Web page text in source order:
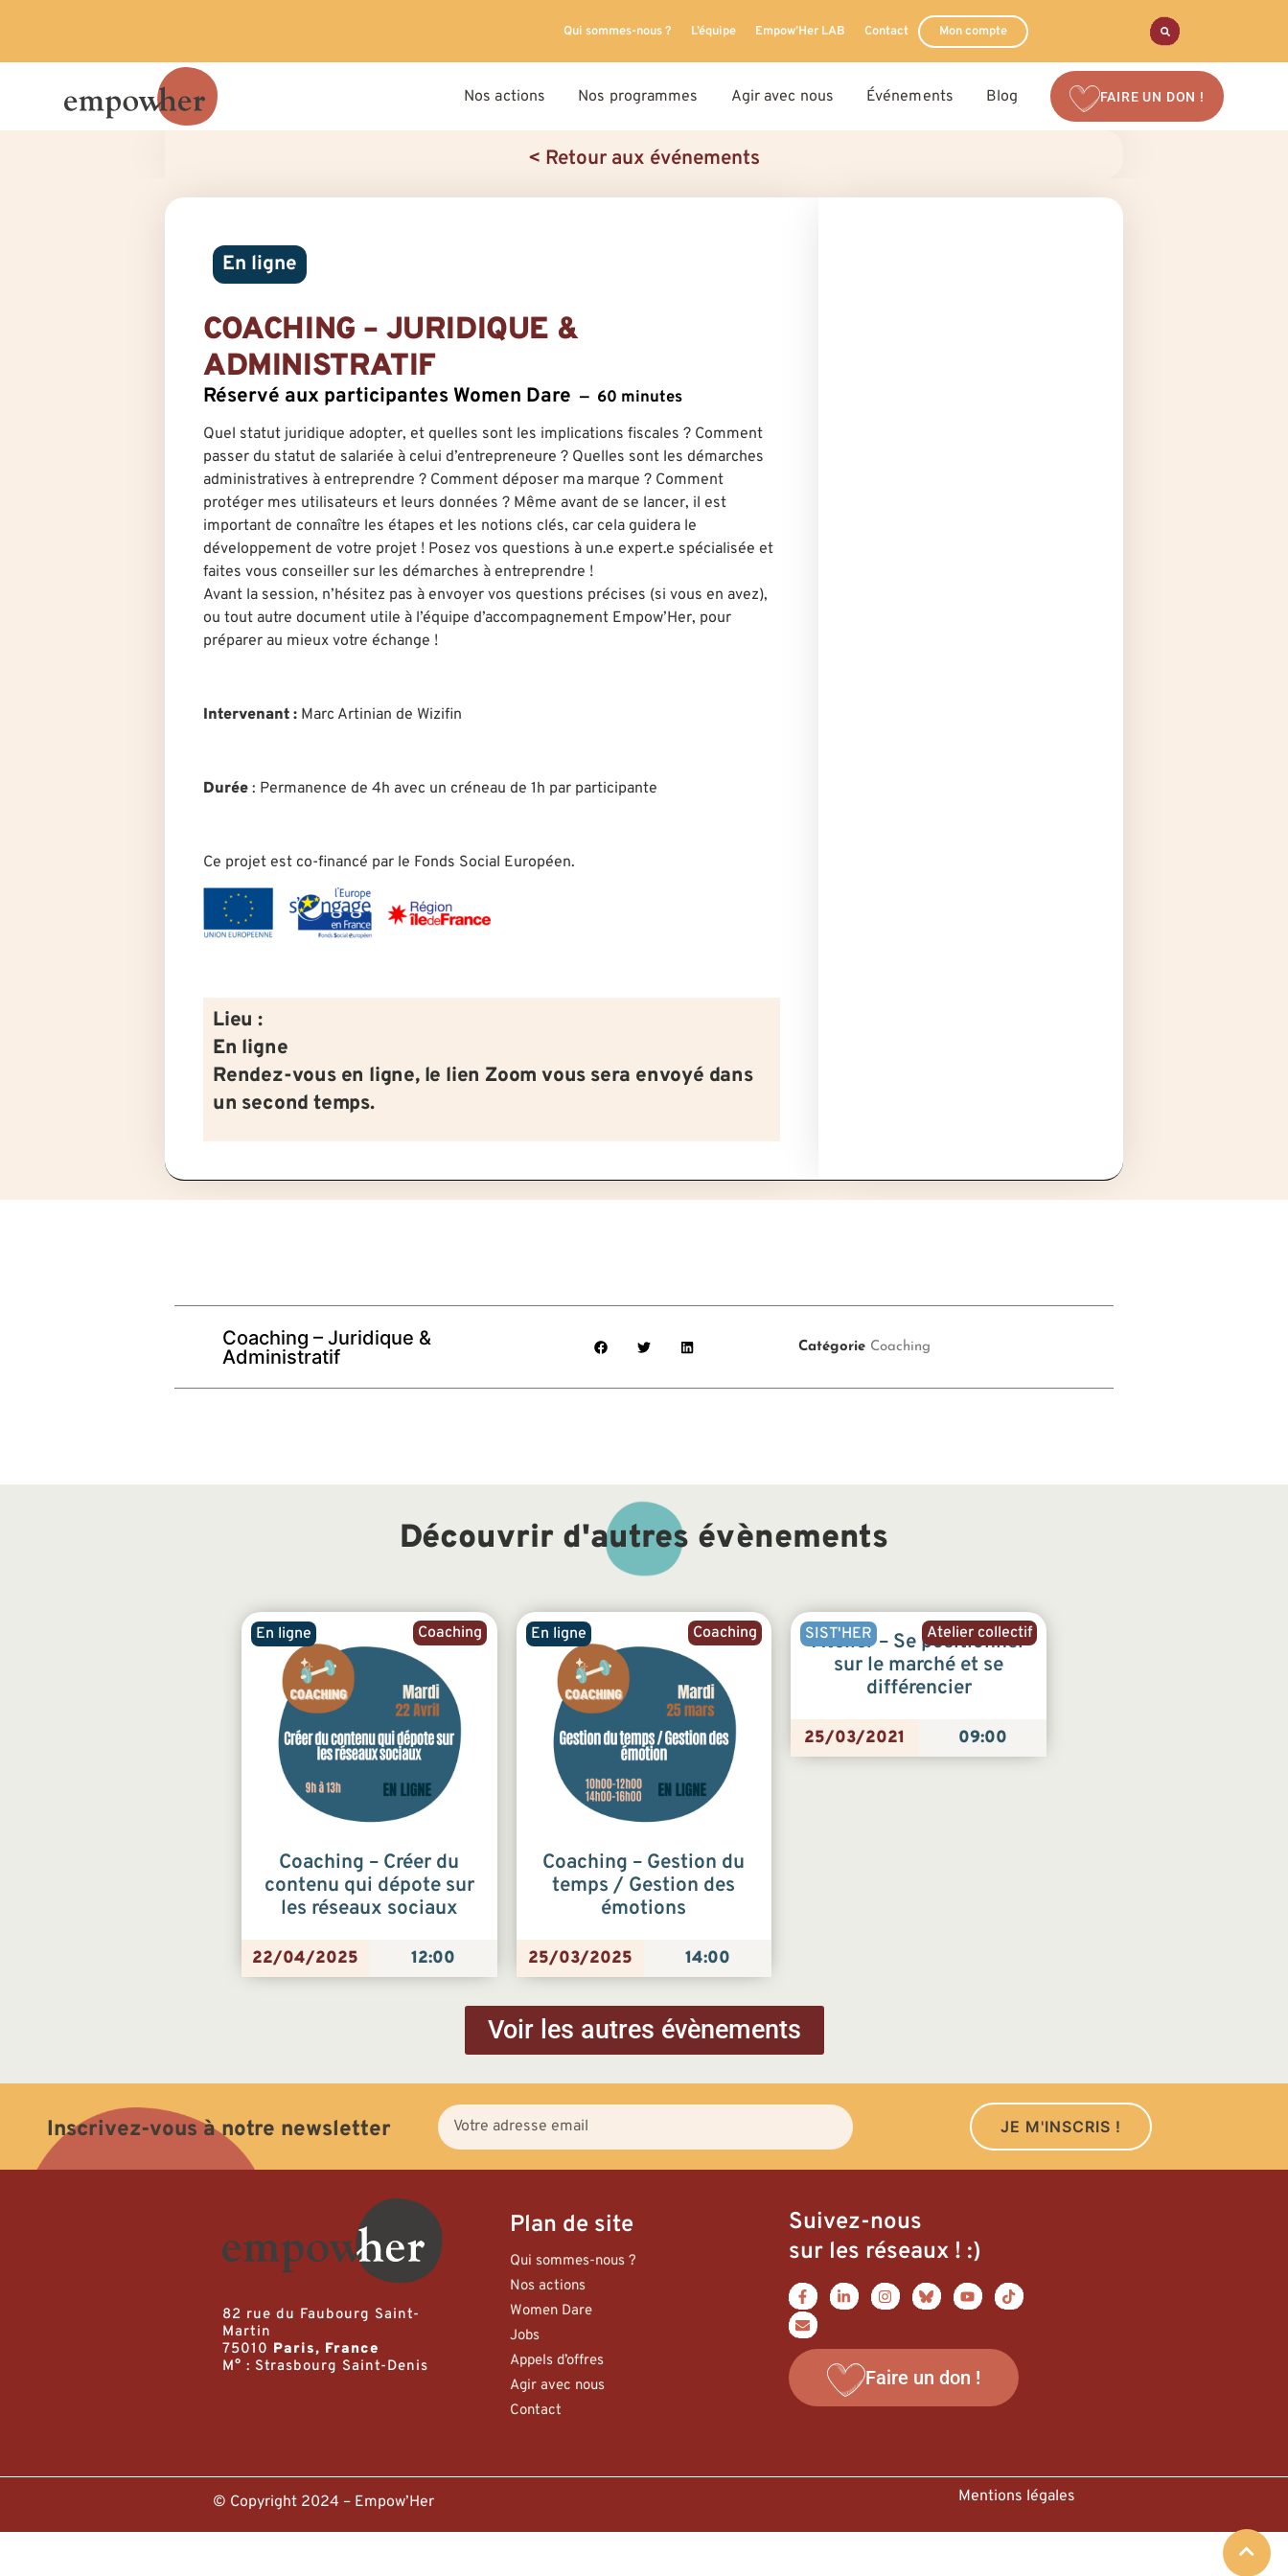
Qui sommes-nous ? L’équipe Empow’Her LAB Contact Mon compte
Nos actions Nos programmes Agir avec nous Événements Blog FAIRE UN DON !
< Retour aux événements
En ligne
COACHING – JURIDIQUE &
ADMINISTRATIF
Réservé aux participantes Women Dare 60 minutes
Quel statut juridique adopter, et quelles sont les implications fiscales ? Comment
passer du statut de salarié·e à celui d’entrepreneur·e ? Quelles sont les démarches
administratives à entreprendre ? Comment déposer ma marque ? Comment
protéger mes utilisateurs et leurs données ? Même avant de se lancer, il est
important de connaître les étapes et les notions clés, car cela guidera le
développement de votre projet ! Posez vos questions à un.e expert.e spécialisé·e et
faites vous conseiller sur les démarches à entreprendre !
Avant la session, n’hésitez pas à envoyer vos questions précises (si vous en avez),
ou tout autre document utile à l’équipe d’accompagnement Empow’Her, pour
préparer au mieux votre échange !
Intervenant : Marc Artinian de Wizifin
Durée : Permanence de 4h avec un créneau de 1h par participante
Ce projet est co-financé par le Fonds Social Européen.
Lieu :
En ligne
Rendez-vous en ligne, le lien Zoom vous sera envoyé dans
un second temps.
Coaching – Juridique &
Administratif
Catégorie Coaching
Découvrir d'autres évènements
Coaching
En ligne
Coaching – Créer du
contenu qui dépote sur
les réseaux sociaux
22/04/2025 12:00
Coaching
En ligne
Coaching – Gestion du
temps / Gestion des
émotions
25/03/2025 14:00
Atelier collectif
SIST'HER
Atelier – Se positionner
sur le marché et se
différencier
25/03/2021 09:00
Voir les autres évènements
Inscrivez-vous à notre newsletter JE M'INSCRIS !
82 rue du Faubourg Saint-
Martin
75010 Paris, France
M° : Strasbourg Saint-Denis
Plan de site
Qui sommes-nous ?
Nos actions
Women Dare
Jobs
Appels d’offres
Agir avec nous
Contact
Suivez-nous
sur les réseaux ! :)
Faire un don !
© Copyright 2024 – Empow’Her Mentions légales